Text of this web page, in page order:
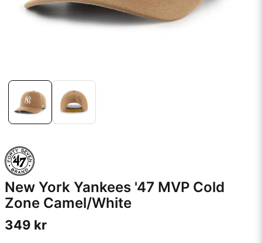
New York Yankees '47 MVP Cold
Zone Camel/White
349 kr